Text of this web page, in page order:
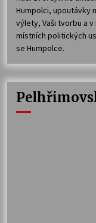
Humpolci, upoutávky
výlety, Vaši tvorbu a
místních politických
se Humpolce.